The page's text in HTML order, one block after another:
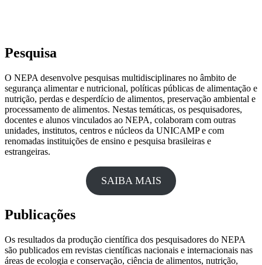
Pesquisa
O NEPA desenvolve pesquisas multidisciplinares no âmbito de
segurança alimentar e nutricional, políticas públicas de alimentação e
nutrição, perdas e desperdício de alimentos, preservação ambiental e
processamento de alimentos. Nestas temáticas, os pesquisadores,
docentes e alunos vinculados ao NEPA, colaboram com outras
unidades, institutos, centros e núcleos da UNICAMP e com
renomadas instituições de ensino e pesquisa brasileiras e
estrangeiras.
SAIBA MAIS
Publicações
Os resultados da produção científica dos pesquisadores do NEPA
são publicados em revistas científicas nacionais e internacionais nas
áreas de ecologia e conservação, ciência de alimentos, nutrição,